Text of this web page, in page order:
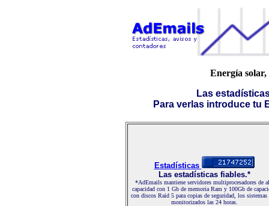
Energía
Las
Para verlas introduce tu
Estadísticas
Las estadísticas fiables.*
*AdEmails mantiene servidores multiprocesadores de
capacidad con 1 Gb de memoria Ram y 100Gb de
con discos Raid 5 para copias de seguridad, los sistemas
monitorizados las 24 horas.